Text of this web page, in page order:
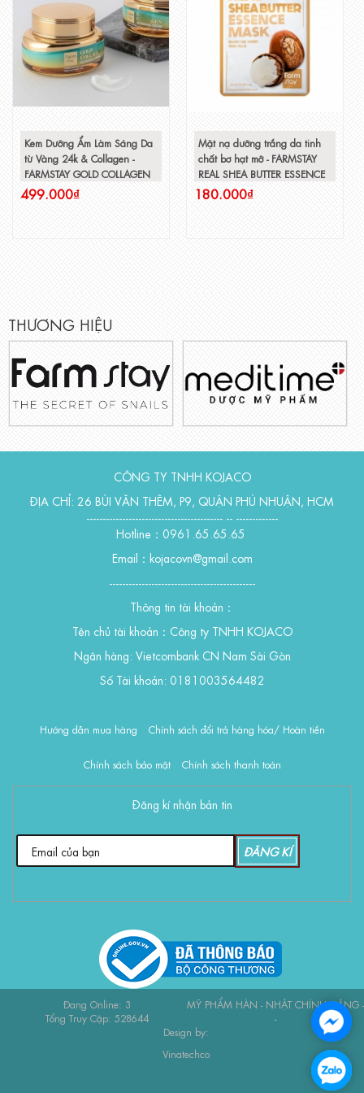
Kem Dưỡng Ẩm Làm Sáng Da
từ Vàng 24k & Collagen -
FARMSTAY GOLD COLLAGEN
NOURISHING CREAM -
55ml/Hủ
499.000₫
Mặt nạ dưỡng trắng da tinh
chất bơ hạt mỡ - FARMSTAY
REAL SHEA BUTTER ESSENCE
MASK - 23ml
180.000₫
THƯƠNG HIỆU
CÔNG TY TNHH KOJACO
ĐỊA CHỈ: 26 BÙI VĂN THÊM, P9, QUẬN PHÚ NHUẬN, HCM
------------------------------------------ -- -------------
Hotline：0961.65.65.65
Email：kojacovn@gmail.com
---------------------------------------------
Thông tin tài khoản：
Tên chủ tài khoản：Công ty TNHH KOJACO
Ngân hàng: Vietcombank CN Nam Sài Gòn
Số Tài khoản: 0181003564482
Hướng dẫn mua hàng Chính sách đổi trả hàng hóa/ Hoàn tiền
Chính sách bảo mật Chính sách thanh toán
Đăng kí nhận bản tin
MỸ PHẨM HÀN - NHẬT CHÍNH HÃNG
Đang Online: 3
-
Tổng Truy Cập: 528644
-
Design by:
Vinatechco